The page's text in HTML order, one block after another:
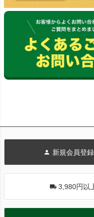
新規会員登
3,980円以